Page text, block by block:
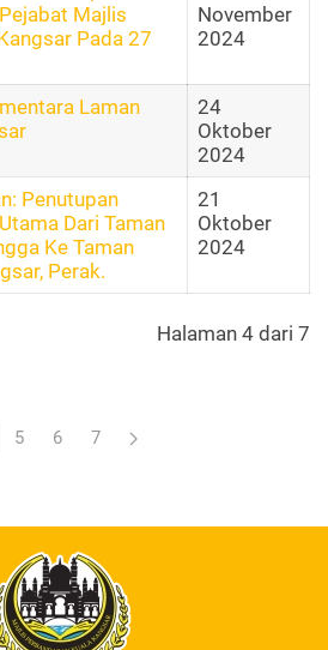
Majlis
Pada 27
November
2024
Laman
24
Oktober
2024
Penutupan
Dari Taman
Ke Taman
Perak.
21
Oktober
2024
Halaman 4 dari 7
5 6 7